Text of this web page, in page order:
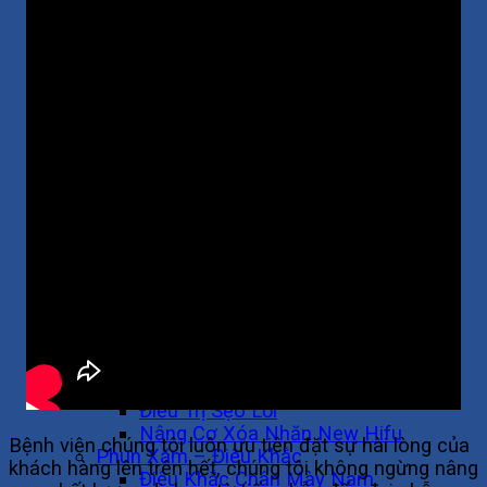
Không Phẫu Thuật
Điều Trị Sẹo Lồi
Nâng Cơ Xóa Nhăn New Hifu
Phun Xăm – Điêu Khắc
Điêu Khắc Chân Mày Nam
Bệnh viện chúng tôi luôn ưu tiên đặt sự hài lòng của
khách hàng lên trên hết, chúng tôi không ngừng nâng